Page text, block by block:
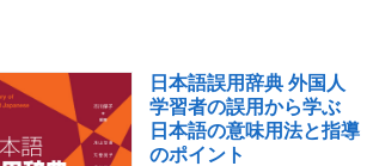
日本語誤用辞典 外国人
学習者の誤用から学ぶ
日本語の意味用法と指導
のポイント